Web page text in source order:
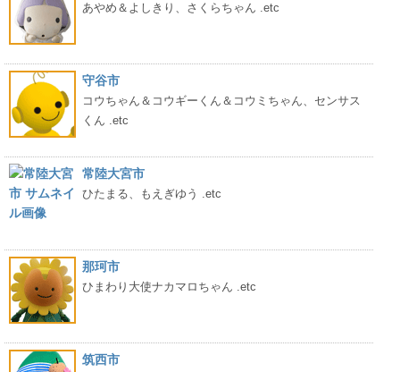
あやめ＆よしきり、さくらちゃん .etc
守谷市
コウちゃん＆コウギーくん＆コウミちゃん、センサス
くん .etc
常陸大宮市
ひたまる、もえぎゆう .etc
那珂市
ひまわり大使ナカマロちゃん .etc
筑西市